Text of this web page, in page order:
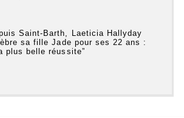
Saint-Barth, Laeticia Hallyday
sa fille Jade pour ses 22 ans :
plus belle réussite”